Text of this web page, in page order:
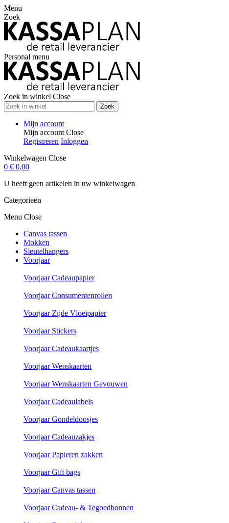
Menu
Zoek
Personal menu
Zoek in winkel Close
Zoek
Mijn account
Mijn account Close
Registreren Inloggen
Winkelwagen Close
0 € 0,00
U heeft geen artikelen in uw winkelwagen
Categorieën
Menu Close
Canvas tassen
Mokken
Sleutelhangers
Voorjaar
Voorjaar Cadeaupapier
Voorjaar Consumentenrollen
Voorjaar Zijde Vloeipapier
Voorjaar Stickers
Voorjaar Cadeaukaartjes
Voorjaar Wenskaarten
Voorjaar Wenskaarten Gevouwen
Voorjaar Cadeaulabels
Voorjaar Gondeldoosjes
Voorjaar Cadeauzakjes
Voorjaar Papieren zakken
Voorjaar Gift bags
Voorjaar Canvas tassen
Voorjaar Cadeau- & Tegoedbonnen